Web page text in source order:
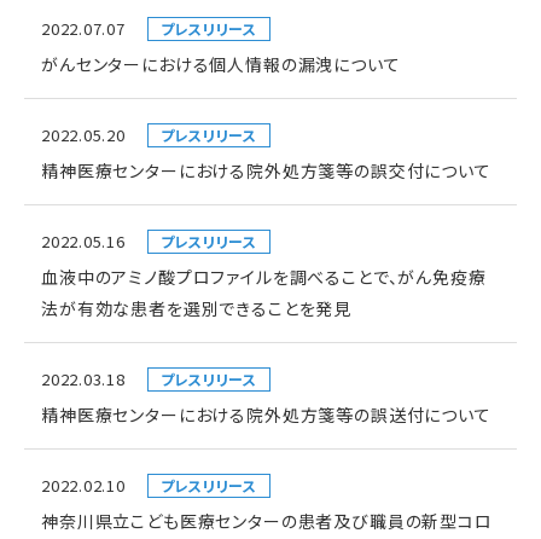
2022.07.07 プレスリリース
がんセンターにおける個人情報の漏洩について
2022.05.20 プレスリリース
精神医療センターにおける院外処方箋等の誤交付について
2022.05.16 プレスリリース
血液中のアミノ酸プロファイルを調べることで、がん免疫療
法が有効な患者を選別できることを発見
2022.03.18 プレスリリース
精神医療センターにおける院外処方箋等の誤送付について
2022.02.10 プレスリリース
神奈川県立こども医療センターの患者及び職員の新型コロ